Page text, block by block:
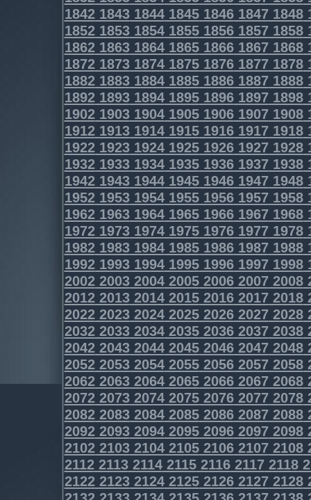
1842184318441845184618471848
1852185318541855185618571858
1862186318641865186618671868
1872187318741875187618771878
1882188318841885188618871888
1892189318941895189618971898
1902190319041905190619071908
1912191319141915191619171918
1922192319241925192619271928
1932193319341935193619371938
1942194319441945194619471948
1952195319541955195619571958
1962196319641965196619671968
1972197319741975197619771978
1982198319841985198619871988
1992199319941995199619971998
2002200320042005200620072008
2012201320142015201620172018
2022202320242025202620272028
2032203320342035203620372038
2042204320442045204620472048
2052205320542055205620572058
2062206320642065206620672068
2072207320742075207620772078
2082208320842085208620872088
2092209320942095209620972098
2102210321042105210621072108
2112211321142115211621172118
2122212321242125212621272128